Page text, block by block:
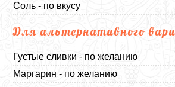
Соль - по вкусу
Для альтернативного
Густые сливки - по желанию
Маргарин - по желанию